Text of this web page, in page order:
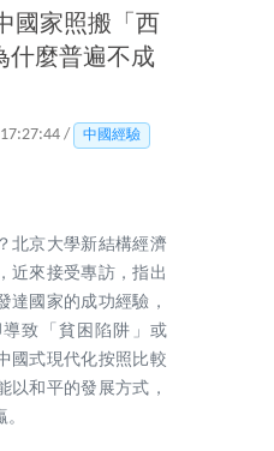
國家照搬「西
什麼普遍不成
/
中國經驗
北京大學新結構經濟
近來接受專訪，指出
達國家的成功經驗，
致「貧困陷阱」或
國式現代化按照比較
以和平的發展方式，